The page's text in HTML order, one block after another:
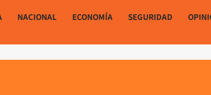
NACIONAL ECONOMÍA SEGURIDAD